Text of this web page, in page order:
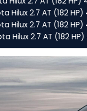
Hilux 2.7 AT (182
Hilux 2.7 AT (182
Hilux 2.7 AT (182